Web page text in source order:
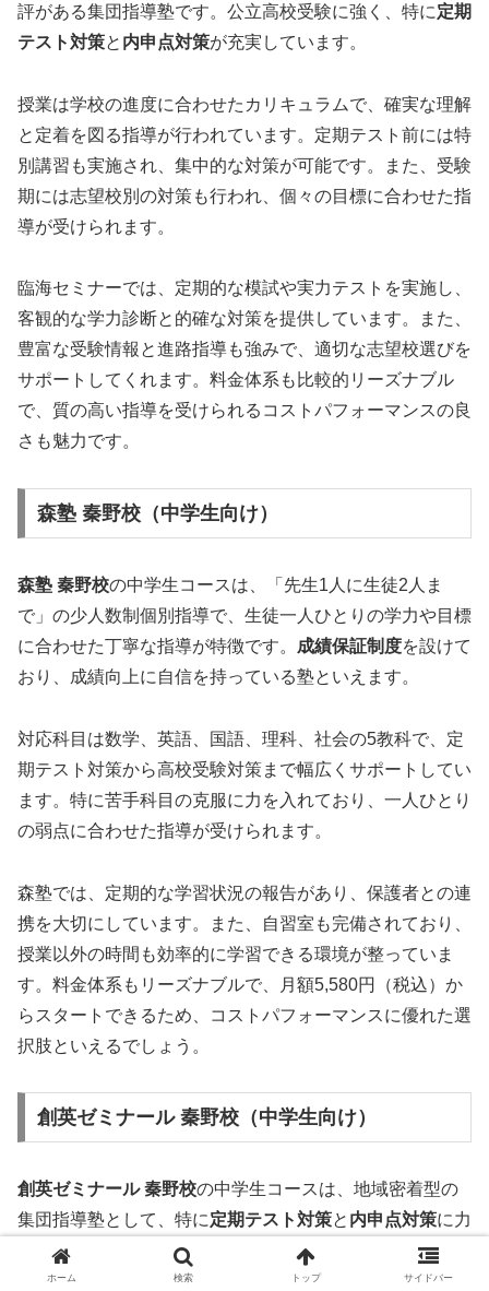
評がある集団指導塾です。公立高校受験に強く、特に定期
テスト対策と 内申点対策が充実しています。
授業は学校の進度に合わせたカリキュラムで、確実な理解
と定着を図る指導が行われています。定期テスト前には特
別講習も実施され、集中的な対策が可能です。また、受験
期には志望校別の対策も行われ、個々の目標に合わせた指
導が受けられます。
臨海セミナーでは、定期的な模試や実力テストを実施し、
客観的な学力診断と的確な対策を提供しています。また、
豊富な受験情報と進路指導も強みで、適切な志望校選びを
サポートしてくれます。料金体系も比較的リーズナブル
で、質の高い指導を受けられるコストパフォーマンスの良
さも魅力です。
森塾 秦野校（中学生向け）
森塾 秦野校の中学生コースは、「先生1人に生徒2人ま
で」の少人数制個別指導で、生徒一人ひとりの学力や目標
に合わせた丁寧な指導が特徴です。 成績保証制度を設けて
おり、成績向上に自信を持っている塾といえます。
対応科目は数学、英語、国語、理科、社会の5教科で、定
期テスト対策から高校受験対策まで幅広くサポートしてい
ます。特に苦手科目の克服に力を入れており、一人ひとり
の弱点に合わせた指導が受けられます。
森塾では、定期的な学習状況の報告があり、保護者との連
携を大切にしています。また、自習室も完備されており、
授業以外の時間も効率的に学習できる環境が整っていま
す。料金体系もリーズナブルで、月額5,580円（税込）か
らスタートできるため、コストパフォーマンスに優れた選
択肢といえるでしょう。
創英ゼミナール 秦野校（中学生向け）
創英ゼミナール 秦野校の中学生コースは、地域密着型の
集団指導塾として、特に定期テスト対策と 内申点対策に力
を入れています。地元の学校の特性をよく理解した指導が
強みです。
ホーム 検索 トップ サイドバー